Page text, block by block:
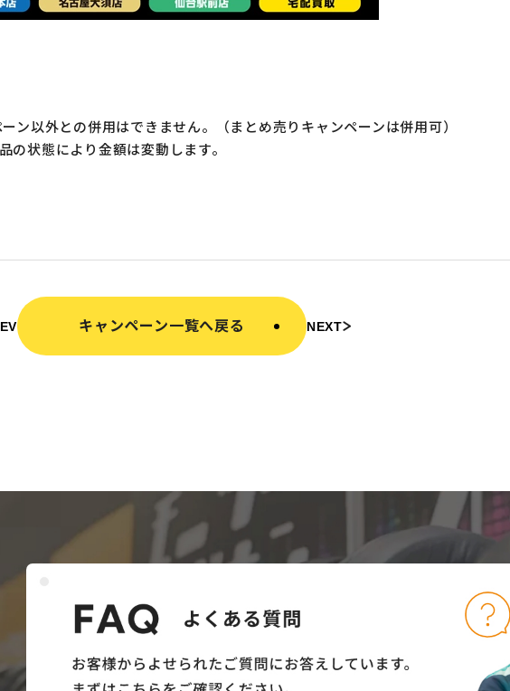
ン以外との併用はできません。（まとめ売りキャンペーンは併用可）
状態により金額は変動します。
キャンペーン一覧へ戻る NEXT